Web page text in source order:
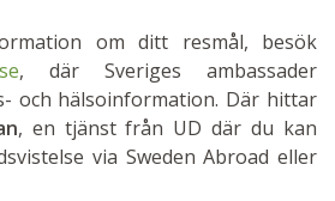
om ditt resmål, besök
, där Sveriges ambassader
och hälsoinformation. Där hittar
, en tjänst från UD där du kan
via Sweden Abroad eller